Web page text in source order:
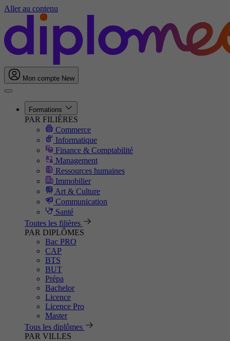
Aller au contenu
Mon compte New
Formations
PAR FILIÈRES
Commerce
Informatique
Finance & Comptabilité
Management
Ressources humaines
Immobilier
Art & Culture
Communication
Santé
Toutes les filières
PAR DIPLÔMES
Bac PRO
CAP
BTS
BUT
Prépa
Bachelor
Licence
Licence Pro
Master
Tous les diplômes
PAR VILLES